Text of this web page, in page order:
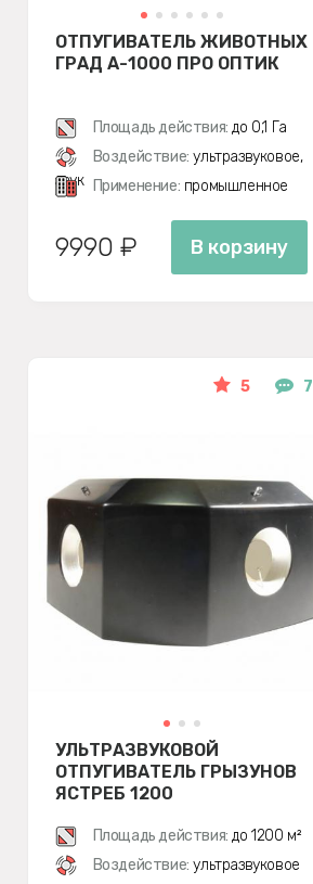
ОТПУГИВАТЕЛЬ ЖИВОТНЫХ
ГРАД А-1000 ПРО ОПТИК
Площадь действия: до 0,1 Га
Воздействие: ультразвуковое,
звук
Применение: промышленное
9990 ₽ В корзину
5 7
УЛЬТРАЗВУКОВОЙ
ОТПУГИВАТЕЛЬ ГРЫЗУНОВ
ЯСТРЕБ 1200
Площадь действия: до 1200 м²
Воздействие: ультразвуковое